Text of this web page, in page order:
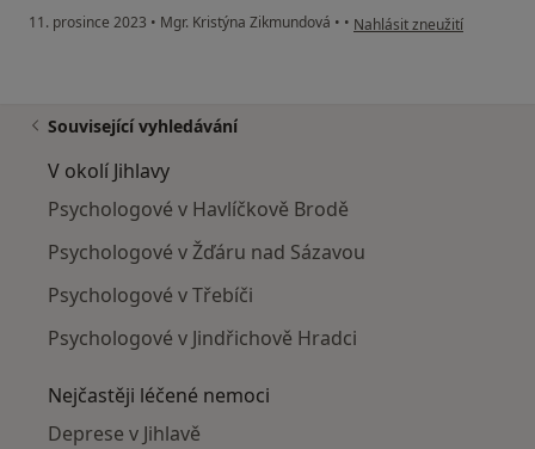
11. prosince 2023 • Mgr. Kristýna Zikmundová • • podle názoru uživatele
Nahlásit zneužití
Související vyhledávání
V okolí Jihlavy
Psychologové v Havlíčkově Brodě
Psychologové v Žďáru nad Sázavou
Psychologové v Třebíči
Psychologové v Jindřichově Hradci
Nejčastěji léčené nemoci
Deprese v Jihlavě